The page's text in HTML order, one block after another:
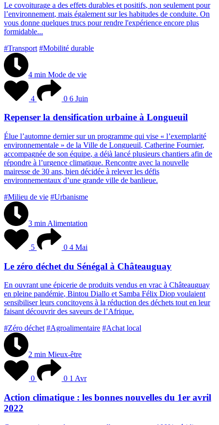
Le covoiturage a des effets durables et positifs, non seulement pour
l’environnement, mais également sur les habitudes de conduite. On
vous donne quelques trucs pour rendre l'expérience encore plus
formidable...
#Transport #Mobilité durable
4 min Mode de vie
4 0 6 Juin
Repenser la densification urbaine à Longueuil
Élue l’automne dernier sur un programme qui vise « l’exemplarité
environnementale » de la Ville de Longueuil, Catherine Fournier,
accompagnée de son équipe, a déjà lancé plusieurs chantiers afin de
répondre à l’urgence climatique. Rencontre avec la nouvelle
mairesse de 30 ans, bien décidée à relever les défis
environnementaux d’une grande ville de banlieue.
#Milieu de vie #Urbanisme
3 min Alimentation
5 0 4 Mai
Le zéro déchet du Sénégal à Châteauguay
En ouvrant une épicerie de produits vendus en vrac à Châteauguay
en pleine pandémie, Bintou Diallo et Samba Félix Diop voulaient
sensibiliser leurs concitoyens à la réduction des déchets tout en leur
faisant découvrir des saveurs de l’Afrique.
#Zéro déchet #Agroalimentaire #Achat local
2 min Mieux-être
0 0 1 Avr
Action climatique : les bonnes nouvelles du 1er avril
2022